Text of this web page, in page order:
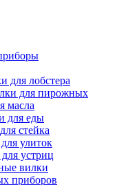
для лобстера
для пирожных
масла
для еды
стейка
улиток
устриц
вилки